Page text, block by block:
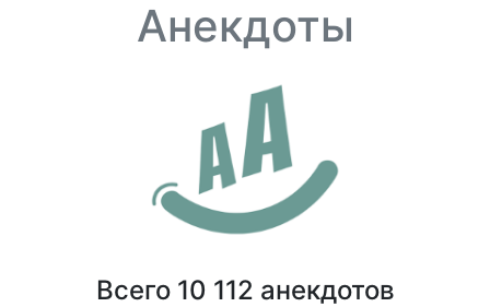
Анекдоты
Всего 10 112 анекдотов